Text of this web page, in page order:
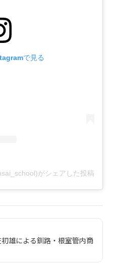
で見る
がシェアした投稿
雄による釧路・根室管内商